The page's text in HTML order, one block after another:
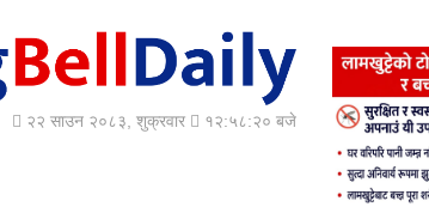
२२ साउन २०८३, शुक्रवार १२:५८:२२ बजे